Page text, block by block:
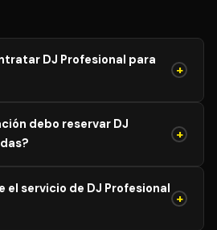
DJ Profesional para
+
necesario. Los precios
solicita tu presupuesto
de 24 horas.
debo reservar DJ
+
con al menos 4–8 semanas de
generales. Para bodas y
el servicio de DJ Profesional
+